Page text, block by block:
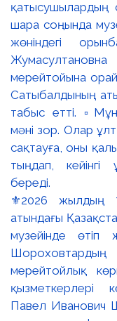
⚜️2026 жылдың 7
атындағы
музейінде
мерейтойлық
қызметкерлері
Павел Иванович